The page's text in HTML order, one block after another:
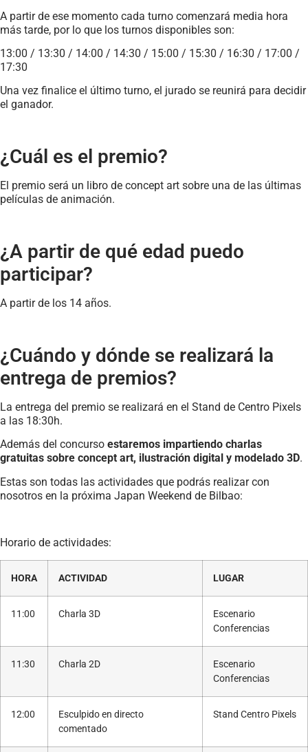
A partir de ese momento cada turno comenzará media hora
más tarde, por lo que los turnos disponibles son:
13:00 / 13:30 / 14:00 / 14:30 / 15:00 / 15:30 / 16:30 / 17:00 /
17:30
Una vez finalice el último turno, el jurado se reunirá para decidir
el ganador.
¿Cuál es el premio?
El premio será un libro de concept art sobre una de las últimas
películas de animación.
¿A partir de qué edad puedo
participar?
A partir de los 14 años.
¿Cuándo y dónde se realizará la
entrega de premios?
La entrega del premio se realizará en el Stand de Centro Pixels
a las 18:30h.
Además del concurso estaremos impartiendo charlas
gratuitas sobre concept art, ilustración digital y modelado 3D.
Estas son todas las actividades que podrás realizar con
nosotros en la próxima Japan Weekend de Bilbao:
Horario de actividades:
HORA ACTIVIDAD LUGAR
11:00 Charla 3D
Escenario
Conferencias
11:30 Charla 2D
Escenario
Conferencias
12:00
Esculpido en directo
comentado
Stand Centro Pixels